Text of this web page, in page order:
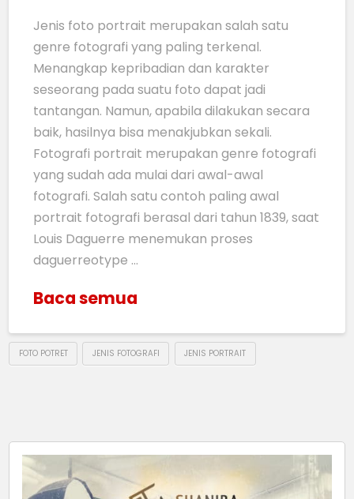
Jenis foto portrait merupakan salah satu
genre fotografi yang paling terkenal.
Menangkap kepribadian dan karakter
seseorang pada suatu foto dapat jadi
tantangan. Namun, apabila dilakukan secara
baik, hasilnya bisa menakjubkan sekali.
Fotografi portrait merupakan genre fotografi
yang sudah ada mulai dari awal-awal
fotografi. Salah satu contoh paling awal
portrait fotografi berasal dari tahun 1839, saat
Louis Daguerre menemukan proses
daguerreotype …
Baca semua
FOTO POTRET JENIS FOTOGRAFI JENIS PORTRAIT